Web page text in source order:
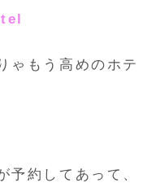
ゃもう高めのホテ
予約してあって、